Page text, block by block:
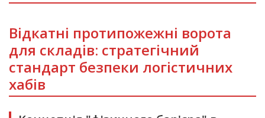
Відкатні протипожежні ворота
для складів: стратегічний
стандарт безпеки логістичних
хабів